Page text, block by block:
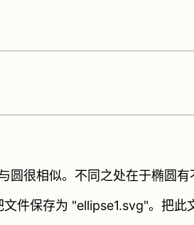
很相似。不同之处在于椭圆
件保存为 "ellipse1.svg"。把此